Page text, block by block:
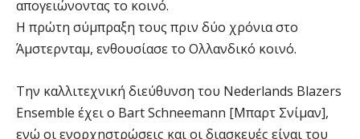
απογειώνοντας το κοινό.
Η πρώτη σύμπραξη τους πριν δύο χρόνια στο
Άμστερνταμ, ενθουσίασε το Ολλανδικό κοινό.
Την καλλιτεχνική διεύθυνση του Nederlands Blazers
Ensemble έχει ο Βart Schneemann [Μπαρτ Σνίμαν],
ενώ οι ενορχηστρώσεις και οι διασκευές είναι του